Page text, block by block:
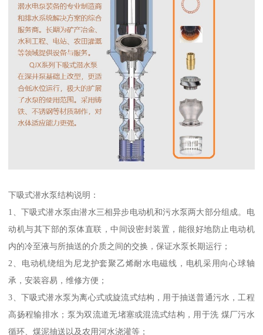
下吸式潜水泵结构说明：
1、下吸式潜水泵由潜水三相异步电动机和污水泵两大部分组成。电
动机与其下部的泵体直联，中间设密封装置，能很好地防止电动机
内的冷至液与所抽送的介质之间的交换，保证水泵长期运行；
2、电动机绕组为尼龙护套聚乙烯耐水电磁线，电机采用向心球轴
承，安装容易，维修方便；
3、下吸式潜水泵为离心式或旋流式结构，用于抽送普通污水，工程
高扬程输排水；泵为双流道无堵塞或混流式结构，用于洗 煤厂污水
循环、煤泥抽送以及农用河水浇灌等；